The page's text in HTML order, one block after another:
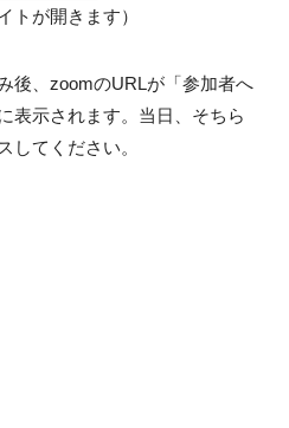
トが開きます）
後、zoomのURLが「参加者へ
表示されます。当日、そちら
してください。